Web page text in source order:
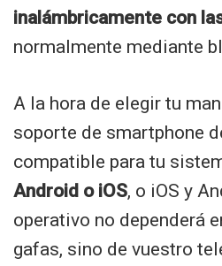
inalámbricamente con
normalmente mediante
A la hora de elegir tu
soporte de smartphone
compatible para tu
Android o iOS, o iOS y
operativo no dependerá
gafas, sino de vuestro